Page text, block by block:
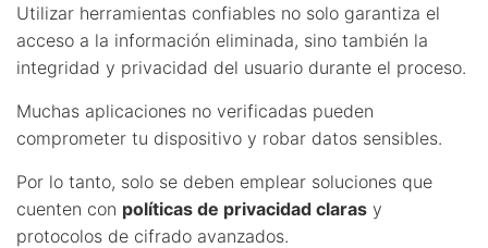
Utilizar herramientas confiables no solo garantiza el
acceso a la información eliminada, sino también la
integridad y privacidad del usuario durante el proceso.
Muchas aplicaciones no verificadas pueden
comprometer tu dispositivo y robar datos sensibles.
Por lo tanto, solo se deben emplear soluciones que
cuenten con políticas de privacidad claras y
protocolos de cifrado avanzados.